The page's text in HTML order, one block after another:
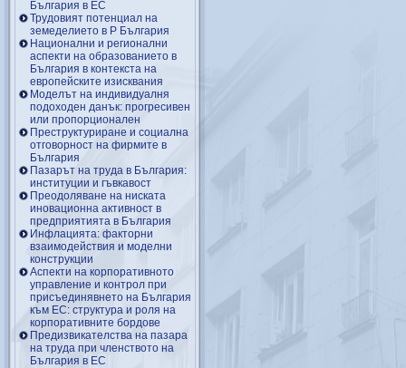
България в ЕС
Трудовият потенциал на
земеделието в Р България
Национални и регионални
аспекти на образованието в
България в контекста на
европейските изисквания
Моделът на индивидуалня
подоходен данък: прогресивен
или пропорционален
Преструктуриране и социална
отговорност на фирмите в
България
Пазарът на труда в България:
институции и гъвкавост
Преодоляване на ниската
иновационна активност в
предприятията в България
Инфлацията: факторни
взаимодействия и моделни
конструкции
Аспекти на корпоративното
управление и контрол при
присъединявнето на България
към ЕС: структура и роля на
корпоративните бордове
Предизвикателства на пазара
на труда при членството на
България в ЕС